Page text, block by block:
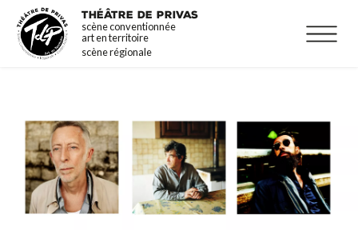
Aller
contenu
THÉÂTRE DE PRIVAS
scène conventionnée
art en territoire
scène régionale
La programmation
Infos pratiques